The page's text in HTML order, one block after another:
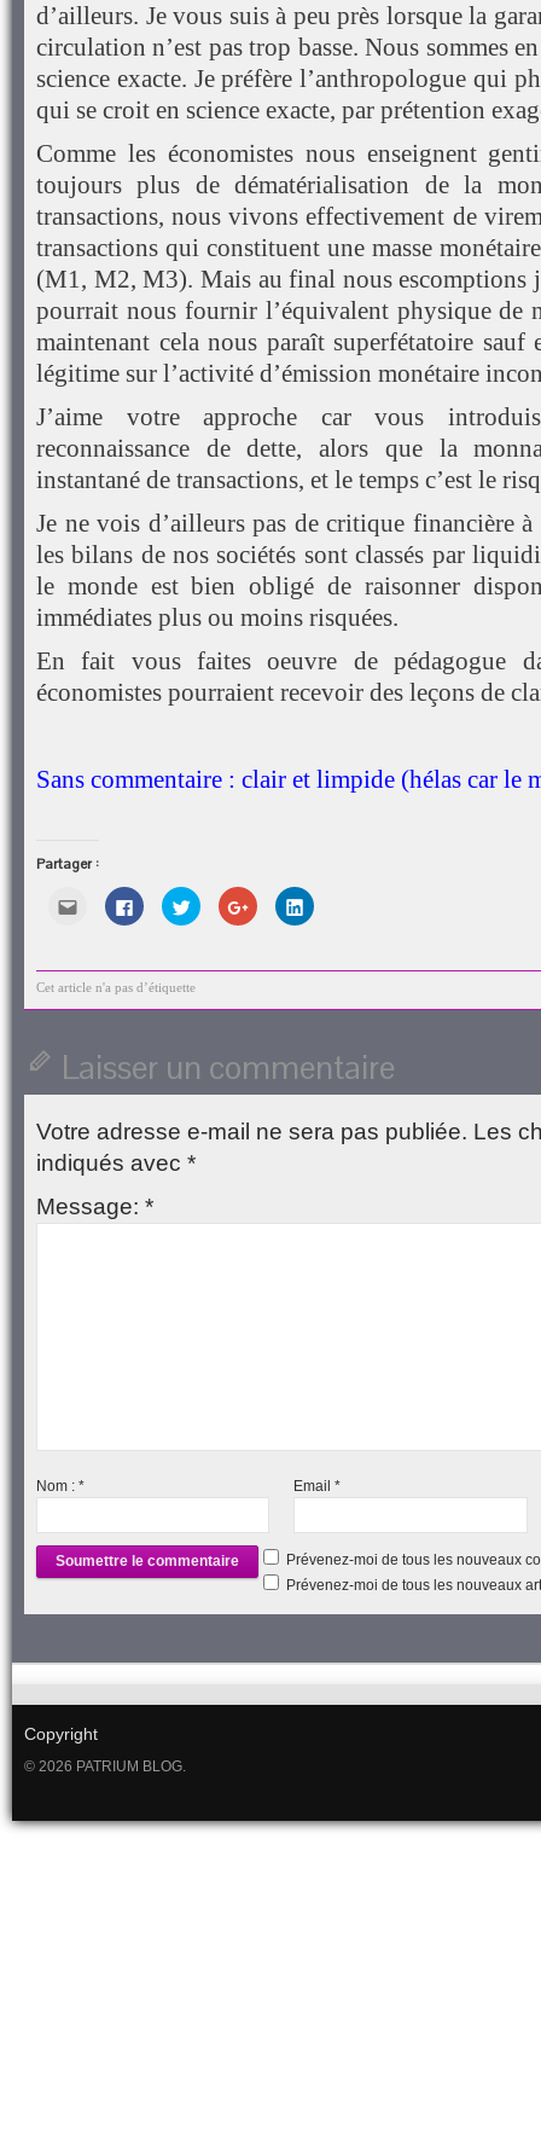
d’ailleurs. Je vous suis à peu près lorsque la
circulation n’est pas trop basse. Nous sommes
science exacte. Je préfère l’anthropologue qui
qui se croit en science exacte, par prétention
Comme les économistes nous enseignent
toujours plus de dématérialisation de la
transactions, nous vivons effectivement de
transactions qui constituent une masse
(M1, M2, M3). Mais au final nous escomptions
pourrait nous fournir l’équivalent physique de
maintenant cela nous paraît superfétatoire sauf
légitime sur l’activité d’émission monétaire
J’aime votre approche car vous
reconnaissance de dette, alors que la
instantané de transactions, et le temps c’est le
Je ne vois d’ailleurs pas de critique financière
les bilans de nos sociétés sont classés par
le monde est bien obligé de raisonner
immédiates plus ou moins risquées.
En fait vous faites oeuvre de pédagogue
économistes pourraient recevoir des leçons de
Sans commentaire : clair et limpide (hélas car le
Partager :
Cliquez
pour
envoyer
mail
à
nouvelle
fenêtre)
Cliquez
pour
partager
dans
une
Cliquez
pour
partager
dans
une
Cliquez
pour
partager
(ouvre
Cliquez
pour
dans
Cet article n'a pas d’étiquette
Laisser un commentaire
Votre adresse e-mail ne sera pas publiée. Les
indiqués avec *
Message: *
Nom : * Email*
Prévenez-moi de tous les nouveaux
Prévenez-moi de tous les nouveaux
Copyright
© 2026 PATRIUM BLOG.